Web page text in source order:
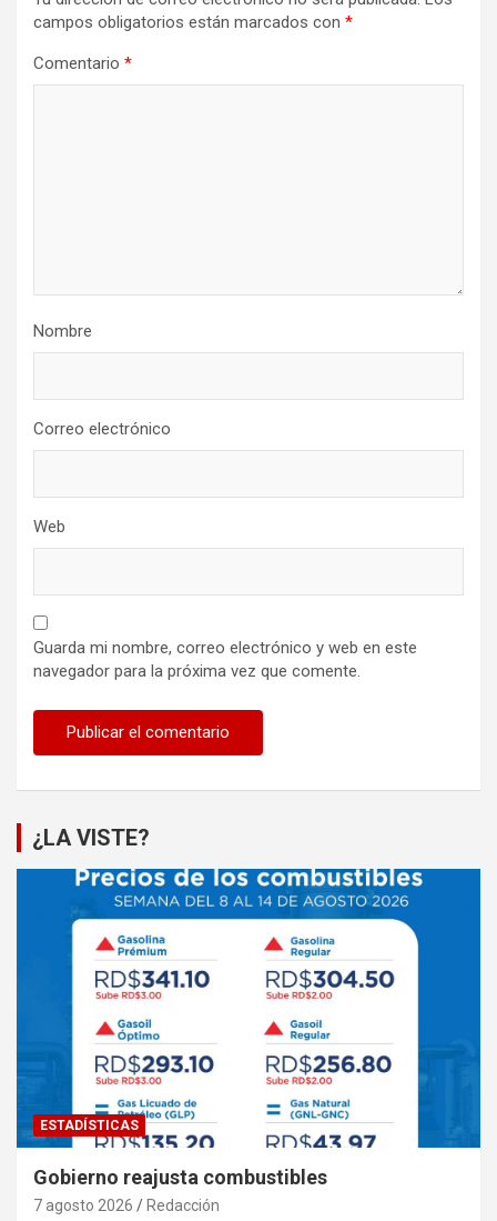
campos obligatorios están marcados con *
Comentario *
Nombre
Correo electrónico
Web
Guarda mi nombre, correo electrónico y web en este
navegador para la próxima vez que comente.
¿LA VISTE?
ESTADÍSTICAS
Gobierno reajusta combustibles
7 agosto 2026 Redacción